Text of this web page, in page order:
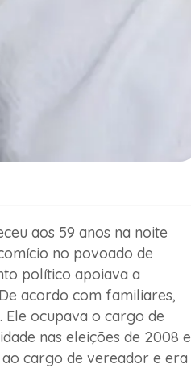
aos 59 anos na noite
no povoado de
político apoiava a
acordo com familiares,
Ele ocupava o cargo de
nas eleições de 2008 e
cargo de vereador e era